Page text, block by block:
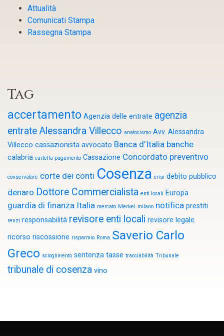
Attualità
Comunicati Stampa
Rassegna Stampa
Tag
accertamento Agenzia delle entrate agenzia
entrateAlessandra Villecco anatocismo Avv. Alessandra
Villecco cassazionista avvocato Banca d'Italia banche
calabria cartella pagamento Cassazione Concordato preventivo
conservatore corte dei conti Cosenza crisi debito pubblico
denaro Dottore Commercialista enti locali Europa
guardia di finanza Italia mercato Merkel milano notifica prestiti
renzi responsabilità revisore enti locali revisore legale
ricorso riscossione risparmio Roma Saverio Carlo
Greco scioglimento sentenza tasse tracciabilità Tribunale
tribunale di cosenza vino